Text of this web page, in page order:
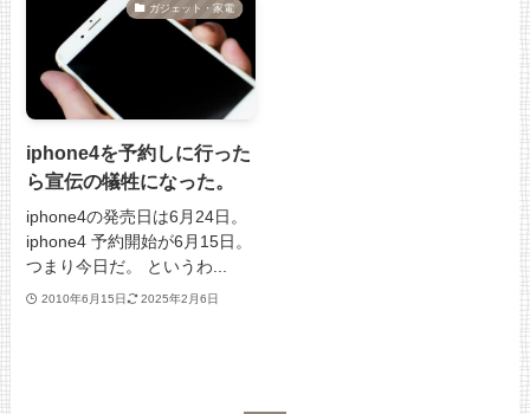
ガジェット・家電
iphone4を予約しに行った
ら宣伝の犠牲になった。
iphone4の発売日は6月24日。
iphone4 予約開始が6月15日。
つまり今日だ。 というわ...
2010年6月15日 2025年2月6日